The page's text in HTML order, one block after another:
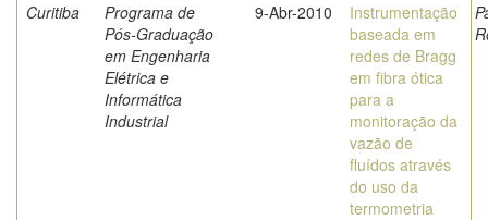
Curitiba
Programa de
Pós-Graduação
em Engenharia
Elétrica e
Informática
Industrial
9-Abr-2010
Instrumentação
baseada em
redes de Bragg
em fibra ótica
para a
monitoração da
vazão de
fluídos através
do uso da
termometria